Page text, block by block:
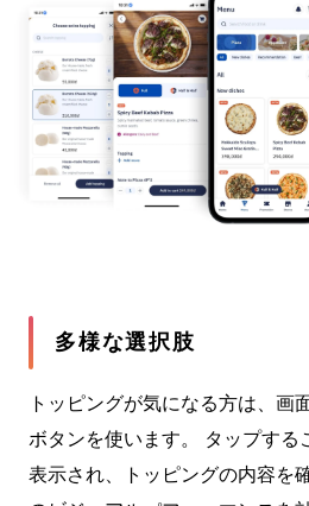
多様な選択肢
トッピングが気になる方は、画
ボタンを使います。 タップする
表示され、トッピングの内容を